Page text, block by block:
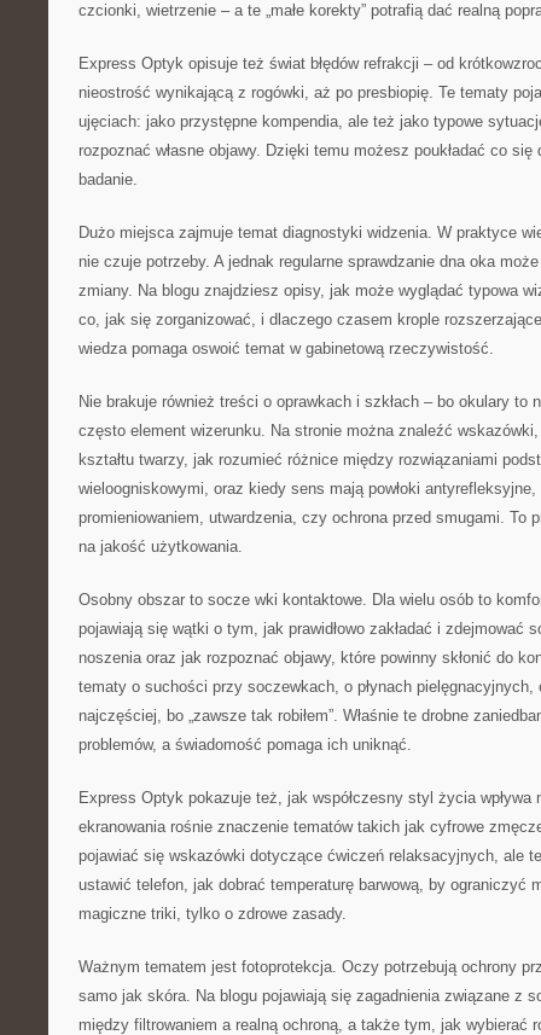
czcionki, wietrzenie – a te „małe korekty” potrafią dać realną
Express Optyk opisuje też świat błędów refrakcji – od
nieostrość wynikającą z rogówki, aż po presbiopię. Te tematy
ujęciach: jako przystępne kompendia, ale też jako typowe
rozpoznać własne objawy. Dzięki temu możesz poukładać co
badanie.
Dużo miejsca zajmuje temat diagnostyki widzenia. W praktyce
nie czuje potrzeby. A jednak regularne sprawdzanie dna oka
zmiany. Na blogu znajdziesz opisy, jak może wyglądać typowa
co, jak się zorganizować, i dlaczego czasem krople
wiedza pomaga oswoić temat w gabinetową rzeczywistość.
Nie brakuje również treści o oprawkach i szkłach – bo okulary to
często element wizerunku. Na stronie można znaleźć
kształtu twarzy, jak rozumieć różnice między rozwiązaniami
wieloogniskowymi, oraz kiedy sens mają powłoki antyrefleksyjne,
promieniowaniem, utwardzenia, czy ochrona przed smugami. To
na jakość użytkowania.
Osobny obszar to socze wki kontaktowe. Dla wielu osób to
pojawiają się wątki o tym, jak prawidłowo zakładać i zdejmować
noszenia oraz jak rozpoznać objawy, które powinny skłonić do
tematy o suchości przy soczewkach, o płynach pielęgnacyjnych,
najczęściej, bo „zawsze tak robiłem”. Właśnie te drobne
problemów, a świadomość pomaga ich uniknąć.
Express Optyk pokazuje też, jak współczesny styl życia wpływa
ekranowania rośnie znaczenie tematów takich jak cyfrowe
pojawiać się wskazówki dotyczące ćwiczeń relaksacyjnych, ale
ustawić telefon, jak dobrać temperaturę barwową, by ograniczyć
magiczne triki, tylko o zdrowe zasady.
Ważnym tematem jest fotoprotekcja. Oczy potrzebują ochrony
samo jak skóra. Na blogu pojawiają się zagadnienia związane z
między filtrowaniem a realną ochroną, a także tym, jak wybierać